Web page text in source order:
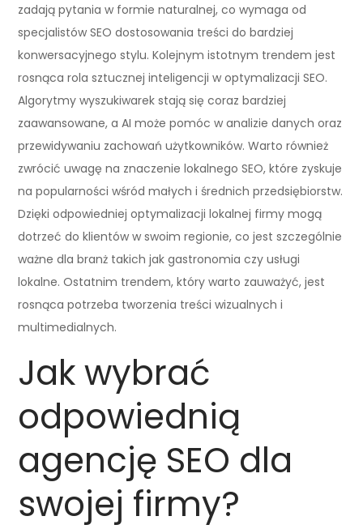
zadają pytania w formie naturalnej, co wymaga od
specjalistów SEO dostosowania treści do bardziej
konwersacyjnego stylu. Kolejnym istotnym trendem jest
rosnąca rola sztucznej inteligencji w optymalizacji SEO.
Algorytmy wyszukiwarek stają się coraz bardziej
zaawansowane, a AI może pomóc w analizie danych oraz
przewidywaniu zachowań użytkowników. Warto również
zwrócić uwagę na znaczenie lokalnego SEO, które zyskuje
na popularności wśród małych i średnich przedsiębiorstw.
Dzięki odpowiedniej optymalizacji lokalnej firmy mogą
dotrzeć do klientów w swoim regionie, co jest szczególnie
ważne dla branż takich jak gastronomia czy usługi
lokalne. Ostatnim trendem, który warto zauważyć, jest
rosnąca potrzeba tworzenia treści wizualnych i
multimedialnych.
Jak wybrać
odpowiednią
agencję SEO dla
swojej firmy?